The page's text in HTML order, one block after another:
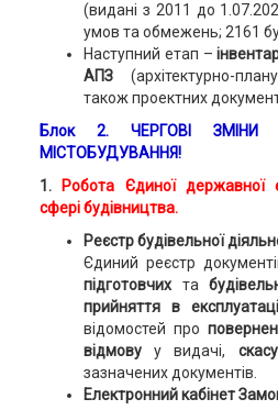
(видані з 2011 до
умов та обмежень; 2161
Наступний етап –
АПЗ (архітектурно-
також проектних
Блок 2. ЧЕРГОВІ
МІСТОБУДУВАННЯ!
1.
Робота Єдиної державної
сфері будівництва.
Реєстр будівельної
Єдиний реєстр
підготовчих та
прийняття в
відомостей про
відмовуу видачі,
зазначених документів.
Електронний кабінет